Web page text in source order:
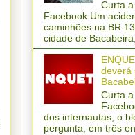
Curta
Facebook Um
caminhões na BR
cidade de
deverá
Curta
dos internautas, o
pergunta, em três